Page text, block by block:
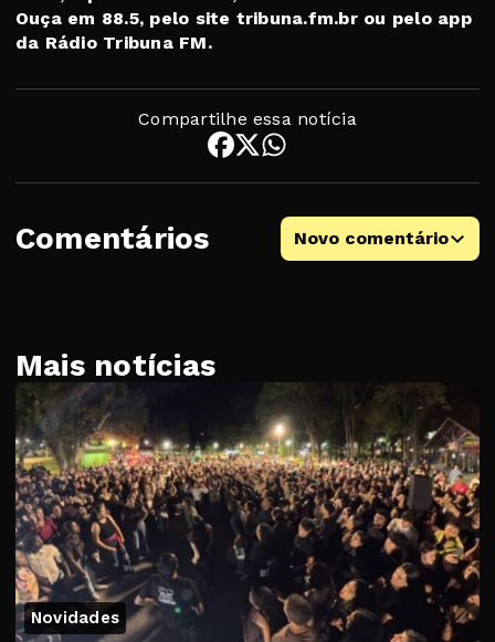
Ouça em 88.5, pelo site tribuna.fm.br ou pelo app
da Rádio Tribuna FM.
Compartilhe essa notícia
Comentários Novo comentário
Mais notícias
Novidades